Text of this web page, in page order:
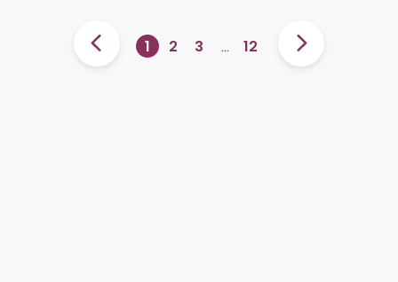
1 2 3 … 12